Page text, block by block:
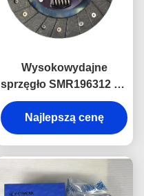
Wysokowydajne
sprzęgło SMR196312 do
silnika Mitsubishi 4G64
do manualnych skrzyń
biegów
Najlepszą cenę